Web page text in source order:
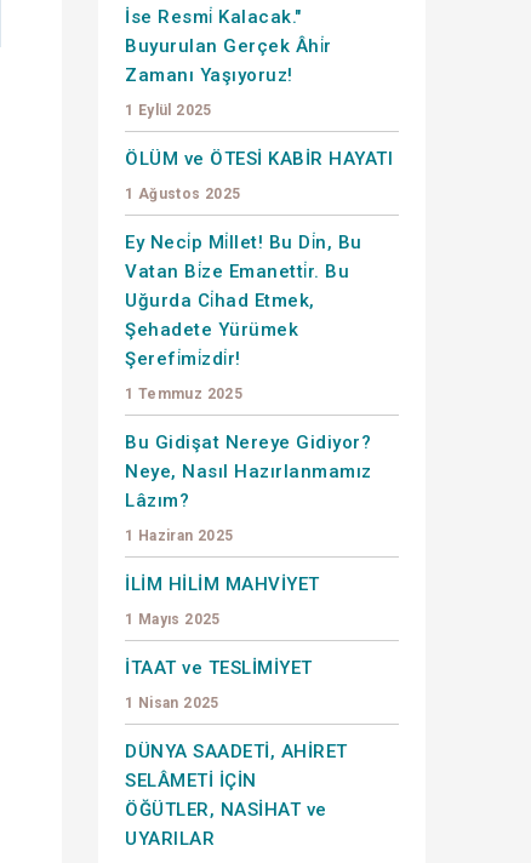
İse Resmi̇ Kalacak."
Buyurulan Gerçek Âhi̇r
Zamanı Yaşıyoruz!
1 Eylül 2025
ÖLÜM ve ÖTESİ KABİR HAYATI
1 Ağustos 2025
Ey Neci̇p Mi̇llet! Bu Di̇n, Bu
Vatan Bi̇ze Emanetti̇r. Bu
Uğurda Ci̇had Etmek,
Şehadete Yürümek
Şerefi̇mi̇zdi̇r!
1 Temmuz 2025
Bu Gidişat Nereye Gidiyor?
Neye, Nasıl Hazırlanmamız
Lâzım?
1 Haziran 2025
İLİM HİLİM MAHVİYET
1 Mayıs 2025
İTAAT ve TESLİMİYET
1 Nisan 2025
DÜNYA SAADETİ, AHİRET
SELÂMETİ İÇİN
ÖĞÜTLER, NASİHAT ve
UYARILAR